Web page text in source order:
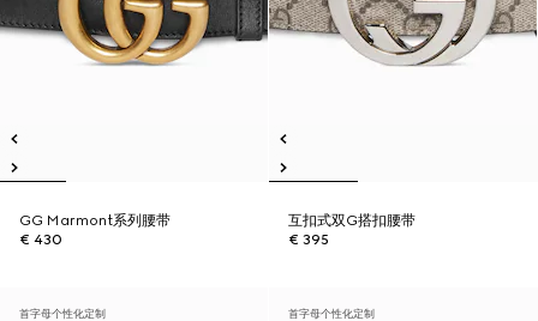
GG Marmont系列腰带
€ 430
互扣式双G搭扣腰带
€ 395
首字母个性化定制 首字母个性化定制